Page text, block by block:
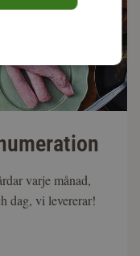
varje månad,
dag, vi levererar!